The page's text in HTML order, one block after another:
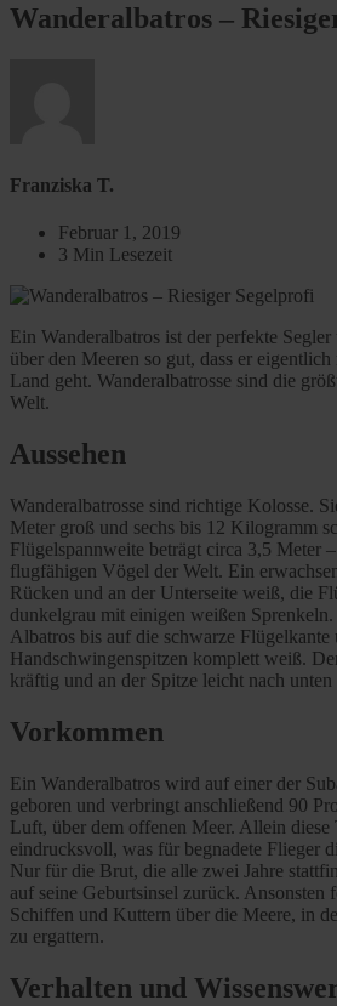
Wanderalbatros –
Franziska T.
Februar 1, 2019
3 Min Lesezeit
Ein Wanderalbatros ist der perfekte
über den Meeren so gut, dass er
Land geht. Wanderalbatrosse sind die
Welt.
Aussehen
Wanderalbatrosse sind richtige Kolosse.
Meter groß und sechs bis 12 Kilogramm
Flügelspannweite beträgt circa 3,5 Meter
flugfähigen Vögel der Welt. Ein
Rücken und an der Unterseite weiß, die
dunkelgrau mit einigen weißen
Albatros bis auf die schwarze Flügelkante
Handschwingenspitzen komplett weiß.
kräftig und an der Spitze leicht nach
Vorkommen
Ein Wanderalbatros wird auf einer der
geboren und verbringt anschließend 90
Luft, über dem offenen Meer. Allein diese
eindrucksvoll, was für begnadete Flieger
Nur für die Brut, die alle zwei Jahre
auf seine Geburtsinsel zurück. Ansonsten
Schiffen und Kuttern über die Meere, in
zu ergattern.
Verhalten und